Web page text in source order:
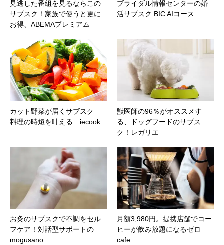
見逃した番組を見るならこの
サブスク！家族で使うと更に
お得、ABEMAプレミアム
ブライダル情報センターの婚
活サブスク BIC AIコース
カット野菜が届くサブスク
料理の時短を叶える iecook
獣医師の96％がオススメす
る、ドッグフードのサブス
ク！レガリエ
お灸のサブスクで不調をセル
フケア！対話型サポートの
mogusano
月額3,980円。提携店舗でコー
ヒーが飲み放題になるゼロ
cafe